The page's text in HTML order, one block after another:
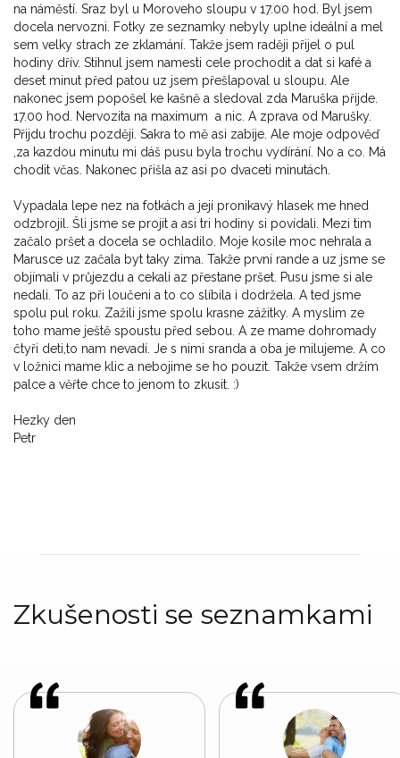
na náměstí. Sraz byl u Moroveho sloupu v 17.00 hod. Byl jsem
docela nervozni. Fotky ze seznamky nebyly uplne ideální a mel
sem velky strach ze zklamání. Takže jsem raději přijel o pul
hodiny dřív. Stihnul jsem namesti cele prochodit a dat si kafé a
deset minut před patou uz jsem přešlapoval u sloupu. Ale
nakonec jsem popošel ke kašně a sledoval zda Maruška přijde.
17.00 hod. Nervozita na maximum a nic. A zprava od Marušky.
Přijdu trochu později. Sakra to mě asi zabije. Ale moje odpověď
,za kazdou minutu mi dáš pusu byla trochu vydírání. No a co. Má
chodit včas. Nakonec přišla az asi po dvaceti minutách.
Vypadala lepe nez na fotkách a její pronikavý hlasek me hned
odzbrojil. Šli jsme se projit a asi tri hodiny si povídali. Mezi tim
začalo pršet a docela se ochladilo. Moje kosile moc nehrala a
Marusce uz začala byt taky zima. Takže první rande a uz jsme se
objímali v průjezdu a cekali az přestane pršet. Pusu jsme si ale
nedali. To az při loučeni a to co slíbila i dodržela. A ted jsme
spolu pul roku. Zažili jsme spolu krasne zážitky. A myslim ze
toho mame ještě spoustu před sebou. A ze mame dohromady
čtyři deti,to nam nevadí. Je s nimi sranda a oba je milujeme. A co
v ložnici mame klic a nebojime se ho pouzit. Takže vsem držím
palce a věřte chce to jenom to zkusit. :)
Hezky den
Petr
Zkušenosti se seznamkami